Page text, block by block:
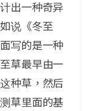
出一种奇异
说《冬至
写的是一种
草最早由一
种草，然后
草里面的基